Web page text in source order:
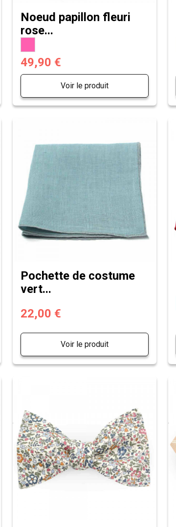
Noeud papillon fleuri
rose...
49,90 €
Voir le produit
Pochette de costume
vert...
22,00 €
Voir le produit